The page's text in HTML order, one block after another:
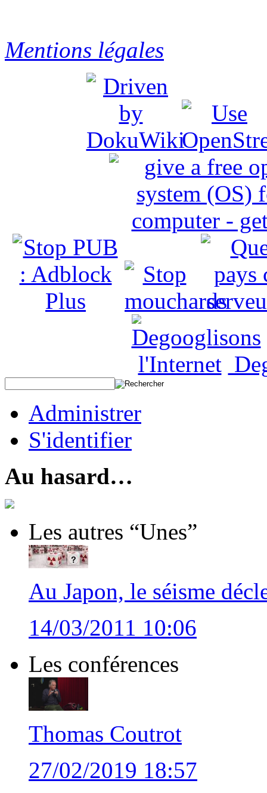
Mentions légales
Administrer
S'identifier
Au hasard…
Les autres “Unes”
Au Japon, le séisme
14/03/2011 10:06
Les conférences
Thomas Coutrot
27/02/2019 18:57